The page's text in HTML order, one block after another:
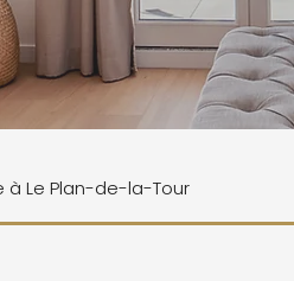
à Le Plan-de-la-Tour